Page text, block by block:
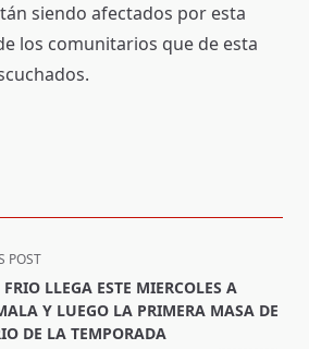
siendo afectados por esta
los comunitarios que de esta
POST
FRIO LLEGA ESTE MIERCOLES A
Y LUEGO LA PRIMERA MASA DE
DE LA TEMPORADA